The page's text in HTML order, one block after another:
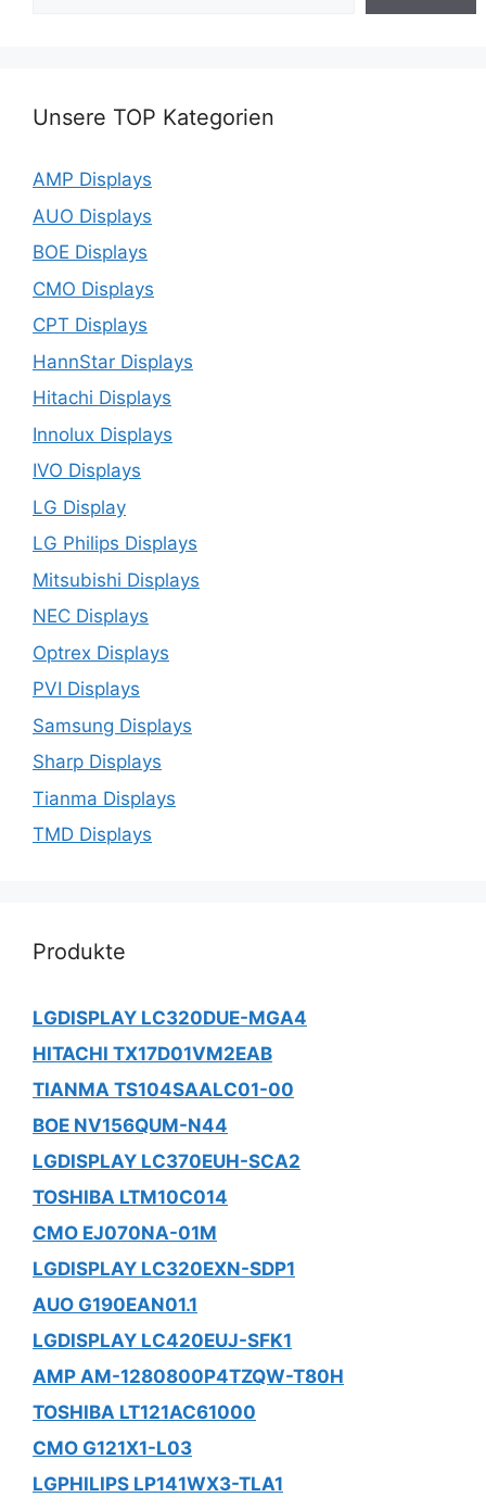
Unsere TOP Kategorien
AMP Displays
AUO Displays
BOE Displays
CMO Displays
CPT Displays
HannStar Displays
Hitachi Displays
Innolux Displays
IVO Displays
LG Display
LG Philips Displays
Mitsubishi Displays
NEC Displays
Optrex Displays
PVI Displays
Samsung Displays
Sharp Displays
Tianma Displays
TMD Displays
Produkte
LGDISPLAY LC320DUE-MGA4
HITACHI TX17D01VM2EAB
TIANMA TS104SAALC01-00
BOE NV156QUM-N44
LGDISPLAY LC370EUH-SCA2
TOSHIBA LTM10C014
CMO EJ070NA-01M
LGDISPLAY LC320EXN-SDP1
AUO G190EAN01.1
LGDISPLAY LC420EUJ-SFK1
AMP AM-1280800P4TZQW-T80H
TOSHIBA LT121AC61000
CMO G121X1-L03
LGPHILIPS LP141WX3-TLA1